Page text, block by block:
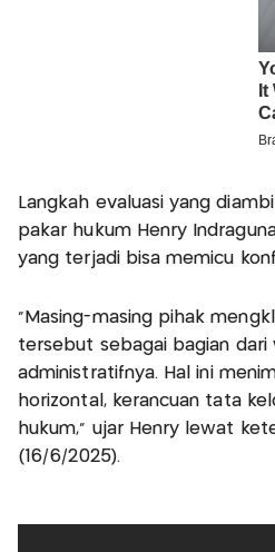
Langkah evaluasi yang
pakar hukum Henry
yang terjadi bisa memicu
"Masing-masing pihak
tersebut sebagai bagian dari
administratifnya. Hal ini
horizontal, kerancuan tata
hukum," ujar Henry lewat
(16/6/2025).